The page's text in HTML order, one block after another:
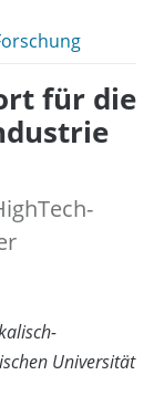
für die
Universität